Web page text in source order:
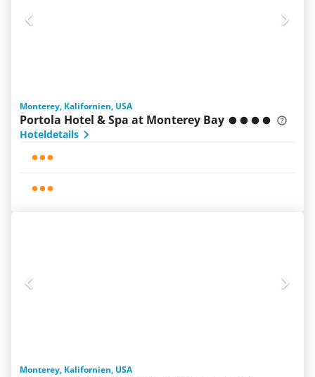
Monterey, Kalifornien, USA
Portola Hotel & Spa at Monterey Bay
Hoteldetails
Monterey, Kalifornien, USA